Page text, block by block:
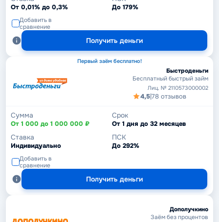
От 0,01% до 0,3% До 179%
Добавить в
сравнение
Получить деньги
Первый заём бесплатно!
Быстроденьги
Бесплатный быстрый займ
Лиц. № 2110573000002
4,5|78 отзывов
Сумма
От 1 000 до 1 000 000 ₽
Срок
От 1 дня до 32 месяцев
Ставка
Индивидуально
ПСК
До 292%
Добавить в
сравнение
Получить деньги
Дополучкино
Заём без процентов